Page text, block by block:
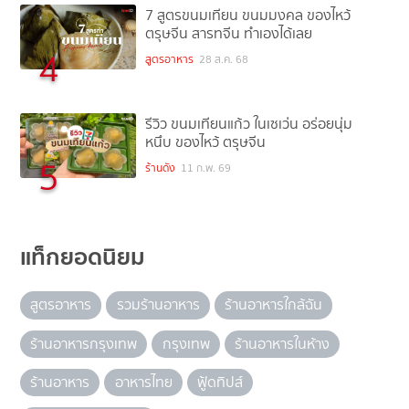
4
7 สูตรขนมเทียน ขนมมงคล ของไหว้
ตรุษจีน สารทจีน ทำเองได้เลย
สูตรอาหาร 28 ส.ค. 68
5
รีวิว ขนมเทียนแก้ว ในเซเว่น อร่อยนุ่ม
หนึบ ของไหว้ ตรุษจีน
ร้านดัง 11 ก.พ. 69
แท็กยอดนิยม
สูตรอาหาร รวมร้านอาหาร
ร้านอาหารใกล้ฉัน
ร้านอาหารกรุงเทพ
กรุงเทพ
ร้านอาหารในห้าง
ร้านอาหาร
อาหารไทย
ฟู้ดทิปส์